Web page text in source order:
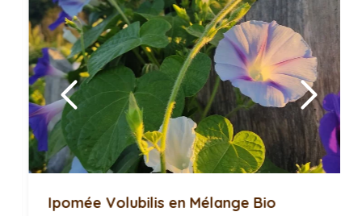
Ipomée Volubilis en Mélange Bio